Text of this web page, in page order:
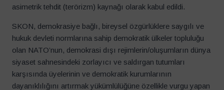
asimetrik tehdit (terörizm) kaynağı olarak kabul edildi.
SKON, demokrasiye bağlı, bireysel özgürlüklere saygılı ve
hukuk devleti normlarına sahip demokratik ülkeler topluluğu
olan NATO’nun, demokrasi dışı rejimlerin/oluşumların dünya
siyaset sahnesindeki zorlayıcı ve saldırgan tutumları
karşısında üyelerinin ve demokratik kurumlarının
dayanıklılığını artırmak yükümlülüğüne özellikle vurgu yapan